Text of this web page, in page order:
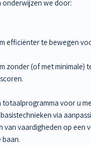
onderwijzen we door:
efficiënter te bewegen
zonder (of met minimale)
totaalprogramma voor u
via
van vaardigheden op een
baan.